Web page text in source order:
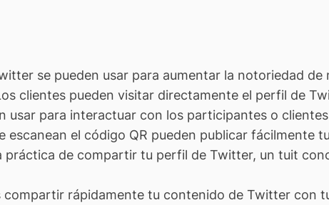
se pueden usar para aumentar la notoriedad
clientes pueden visitar directamente el perfil de
usar para interactuar con los participantes o
escanean el código QR pueden publicar fácilmente
práctica de compartir tu perfil de Twitter, un tuit
compartir rápidamente tu contenido de Twitter con